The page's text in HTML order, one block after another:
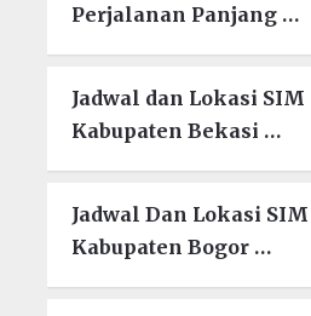
Perjalanan Panjang …
Jadwal dan Lokasi
Kabupaten Bekasi …
Jadwal Dan Lokasi
Kabupaten Bogor …